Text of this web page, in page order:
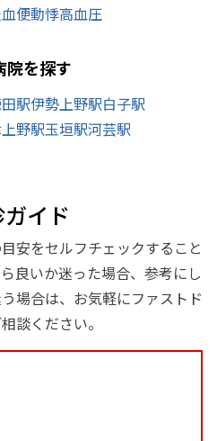
血便動悸高血圧
院を探す
駅伊勢上野駅白子駅
野駅玉垣駅河芸駅
イド
安をセルフチェックすること
良いか迷った場合、参考にし
場合は、お気軽にファストド
談ください。